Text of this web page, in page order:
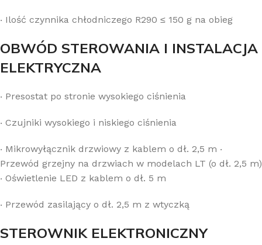
‧ Ilość czynnika chłodniczego R290 ≤ 150 g na obieg
OBWÓD STEROWANIA I INSTALACJA
ELEKTRYCZNA
‧ Presostat po stronie wysokiego ciśnienia
‧ Czujniki wysokiego i niskiego ciśnienia
‧ Mikrowyłącznik drzwiowy z kablem o dł. 2,5 m ‧
Przewód grzejny na drzwiach w modelach LT (o dł. 2,5 m)
‧ Oświetlenie LED z kablem o dł. 5 m
‧ Przewód zasilający o dł. 2,5 m z wtyczką
STEROWNIK ELEKTRONICZNY